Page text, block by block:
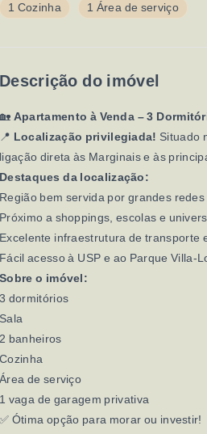
1 Cozinha 1 Área de serviço
Descrição do imóvel
🏡 Apartamento à Venda – 3
📍 Localização privilegiada! Situado
ligação direta às Marginais e às
Destaques da localização:
Região bem servida por grandes
Próximo a shoppings, escolas e
Excelente infraestrutura de transporte
Fácil acesso à USP e ao Parque Villa-
Sobre o imóvel:
3 dormitórios
Sala
2 banheiros
Cozinha
Área de serviço
1 vaga de garagem privativa
✅ Ótima opção para morar ou investir!